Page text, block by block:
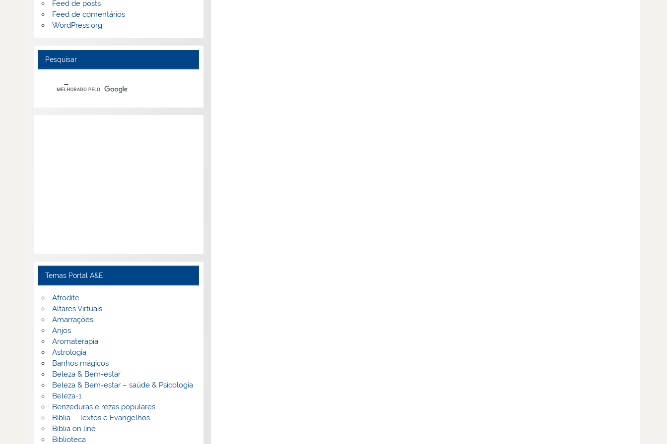
Feed de posts
Feed de comentários
WordPress.org
Pesquisar
Temas Portal A&E
Afrodite
Altares Virtuais
Amarrações
Anjos
Aromaterapia
Astrologia
Banhos mágicos
Beleza & Bem-estar
Beleza & Bem-estar – saúde & Psicologia
Beleza-1
Benzeduras e rezas populares
Bíblia – Textos e Evangelhos
Biblia on line
Biblioteca